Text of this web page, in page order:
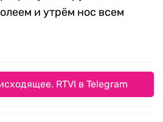
и утрём нос всем
RTVI в Telegram